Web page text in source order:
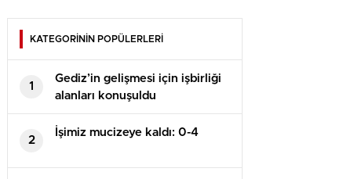
KATEGORİNİN POPÜLERLERİ
1
Gediz’in gelişmesi için işbirliği
alanları konuşuldu
2
İşimiz mucizeye kaldı: 0-4